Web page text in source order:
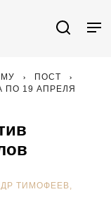
ПОСТ
ПО 19 АПРЕЛЯ
ТИМОФЕЕВ